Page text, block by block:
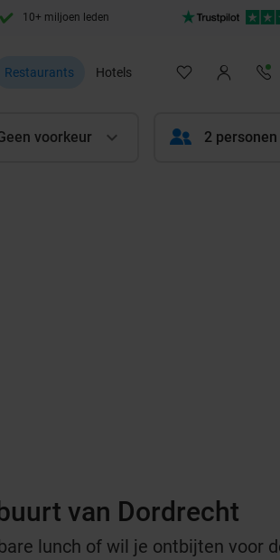
10+ miljoen leden
Restaurants Hotels
Geen voorkeur 2 personen
van Dordrecht
lunch of wil je ontbijten voor